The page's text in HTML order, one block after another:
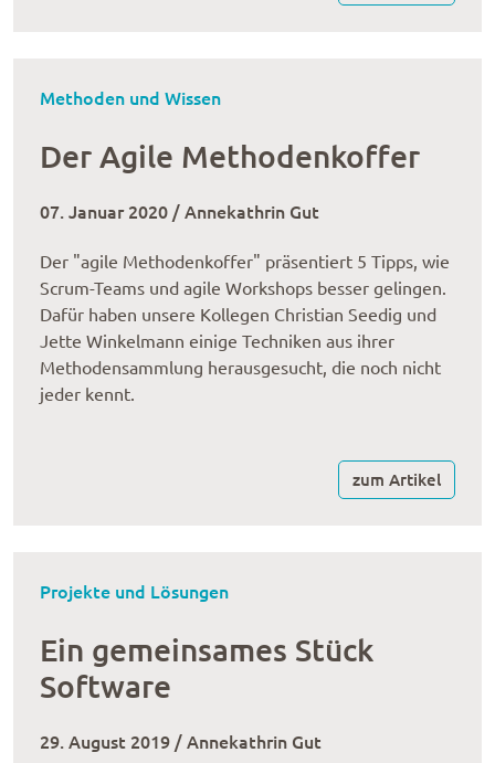
Methoden und Wissen
Der Agile Methodenkoffer
07. Januar 2020 / Annekathrin Gut
Der "agile Methodenkoffer" präsentiert 5 Tipps, wie
Scrum-Teams und agile Workshops besser gelingen.
Dafür haben unsere Kolle­gen Chris­tian Seedig und
Jette Winkel­mann einige Techniken aus ihrer
Metho­den­samm­lung herausgesucht, die noch nicht
jeder kennt.
zum Artikel
Projekte und Lösungen
Ein gemeinsames Stück
Software
29. August 2019 / Annekathrin Gut